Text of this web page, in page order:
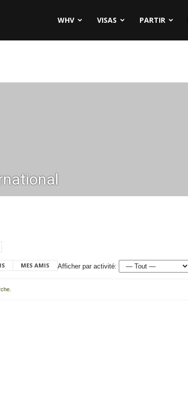
WHV VISAS PARTIR
MES AMIS Afficher par activité: